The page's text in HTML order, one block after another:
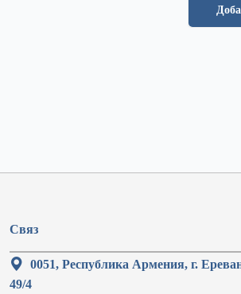
Связ
0051, Республика Армения, г.
49/4